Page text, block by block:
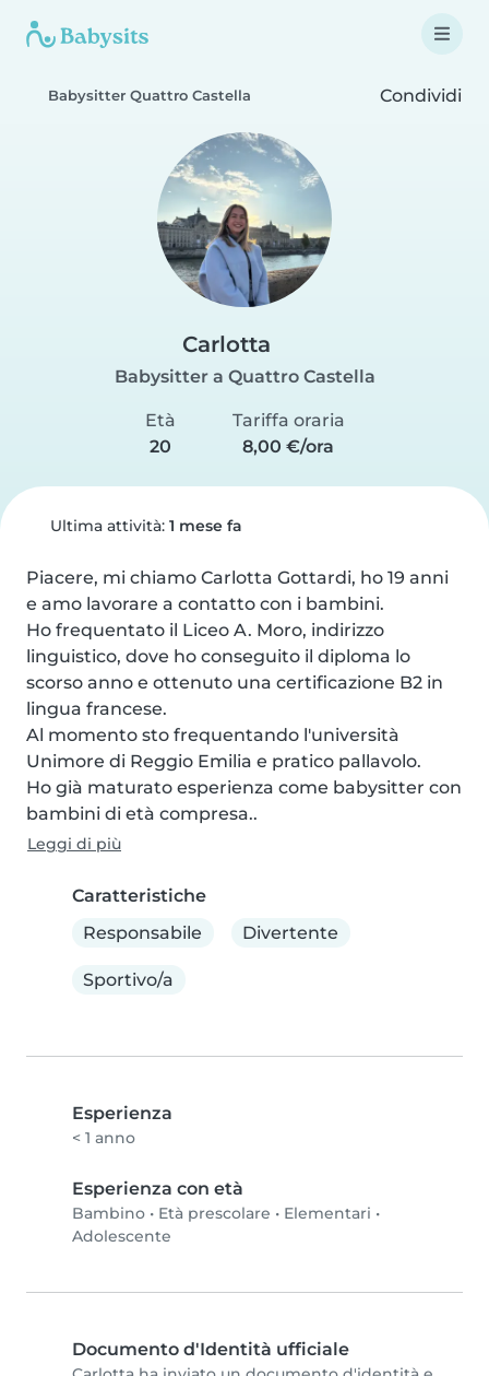
Babysitter Quattro Castella Condividi
Carlotta
Babysitter a Quattro Castella
Età
20
Tariffa oraria
8,00 €/ora
Ultima attività: 1 mese fa
Piacere, mi chiamo Carlotta Gottardi, ho 19 anni
e amo lavorare a contatto con i bambini.
Ho frequentato il Liceo A. Moro, indirizzo
linguistico, dove ho conseguito il diploma lo
scorso anno e ottenuto una certificazione B2 in
lingua francese.
Al momento sto frequentando l'università
Unimore di Reggio Emilia e pratico pallavolo.
Ho già maturato esperienza come babysitter con
bambini di età compresa..
Leggi di più
Caratteristiche
Responsabile
Divertente
Sportivo/a
Esperienza
< 1 anno
Esperienza con età
Bambino • Età prescolare • Elementari •
Adolescente
Documento d'Identità ufficiale